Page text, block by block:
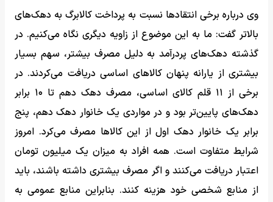
وی درباره برخی انتقادها نسبت به پرداخت کالابرگ به دهک‌های
بالاتر گفت: ما به این موضوع از زاویه دیگری نگاه می‌کنیم. در
گذشته دهک‌های پردرآمد به دلیل مصرف بیشتر، سهم بسیار
بیشتری از یارانه پنهان کالاهای اساسی دریافت می‌کردند. در
برخی از ۱۱ قلم کالای اساسی، مصرف دهک دهم تا ۱۰ برابر
دهک‌های پایین‌تر بود و در مواردی یک خانوار دهک دهم، پنج
برابر یک خانوار دهک اول از این کالاها مصرف می‌کرد. امروز
شرایط متفاوت است. همه افراد به میزان یک میلیون تومان
اعتبار دریافت می‌کنند و اگر مصرف بیشتری داشته باشند، باید
از منابع شخصی خود هزینه کنند. بنابراین منابع عمومی به